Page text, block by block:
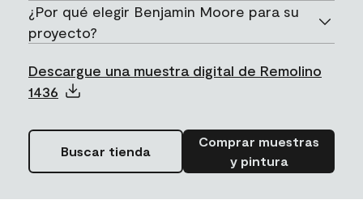
¿Por qué elegir Benjamin Moore para su
proyecto?
Descargue una muestra digital de Remolino
1436
Buscar tienda
Comprar muestras
y pintura